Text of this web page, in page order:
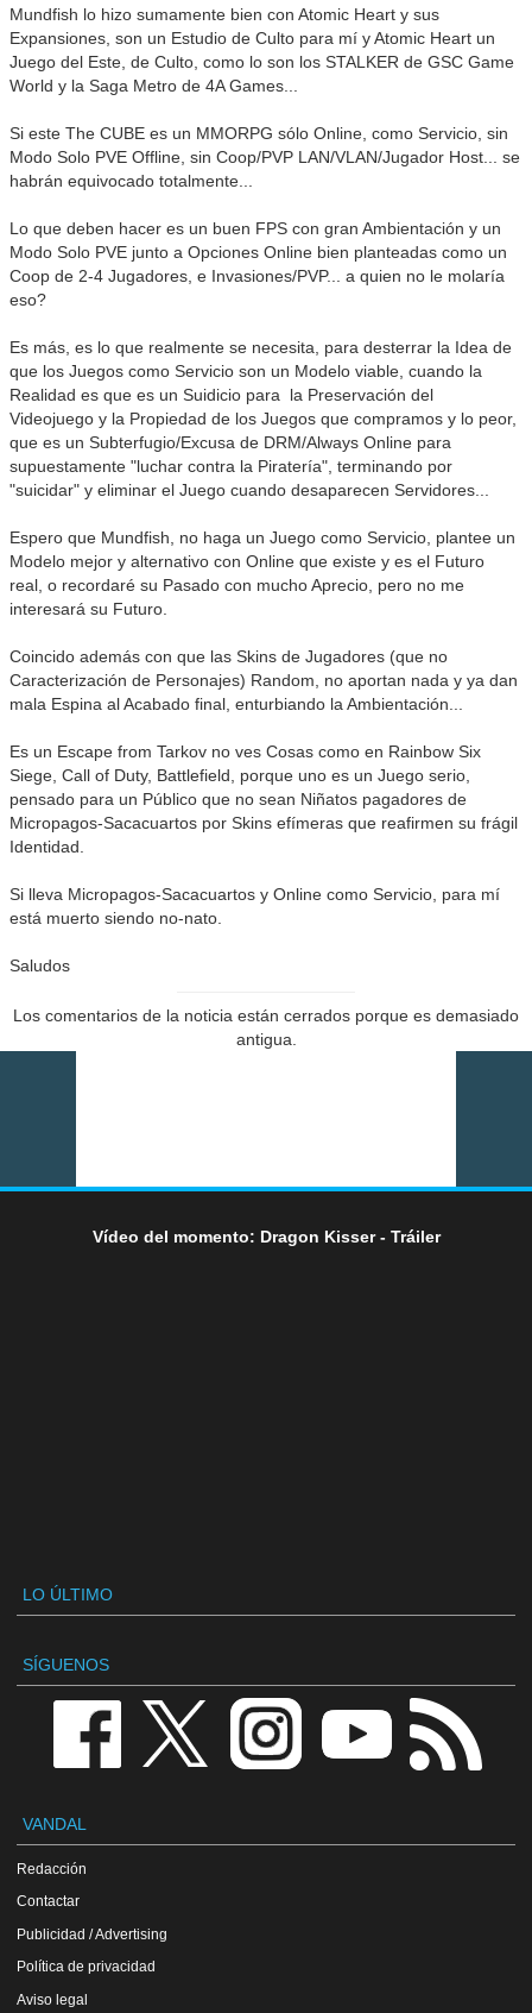
Mundfish lo hizo sumamente bien con Atomic Heart y sus
Expansiones, son un Estudio de Culto para mí y Atomic Heart un
Juego del Este, de Culto, como lo son los STALKER de GSC Game
World y la Saga Metro de 4A Games...
Si este The CUBE es un MMORPG sólo Online, como Servicio, sin
Modo Solo PVE Offline, sin Coop/PVP LAN/VLAN/Jugador Host... se
habrán equivocado totalmente...
Lo que deben hacer es un buen FPS con gran Ambientación y un
Modo Solo PVE junto a Opciones Online bien planteadas como un
Coop de 2-4 Jugadores, e Invasiones/PVP... a quien no le molaría
eso?
Es más, es lo que realmente se necesita, para desterrar la Idea de
que los Juegos como Servicio son un Modelo viable, cuando la
Realidad es que es un Suidicio para la Preservación del
Videojuego y la Propiedad de los Juegos que compramos y lo peor,
que es un Subterfugio/Excusa de DRM/Always Online para
supuestamente "luchar contra la Piratería", terminando por
"suicidar" y eliminar el Juego cuando desaparecen Servidores...
Espero que Mundfish, no haga un Juego como Servicio, plantee un
Modelo mejor y alternativo con Online que existe y es el Futuro
real, o recordaré su Pasado con mucho Aprecio, pero no me
interesará su Futuro.
Coincido además con que las Skins de Jugadores (que no
Caracterización de Personajes) Random, no aportan nada y ya dan
mala Espina al Acabado final, enturbiando la Ambientación...
Es un Escape from Tarkov no ves Cosas como en Rainbow Six
Siege, Call of Duty, Battlefield, porque uno es un Juego serio,
pensado para un Público que no sean Niñatos pagadores de
Micropagos-Sacacuartos por Skins efímeras que reafirmen su frágil
Identidad.
Si lleva Micropagos-Sacacuartos y Online como Servicio, para mí
está muerto siendo no-nato.
Saludos
Los comentarios de la noticia están cerrados porque es demasiado
antigua.
Vídeo del momento: Dragon Kisser - Tráiler
LO ÚLTIMO
SÍGUENOS
VANDAL
Redacción
Contactar
Publicidad / Advertising
Política de privacidad
Aviso legal